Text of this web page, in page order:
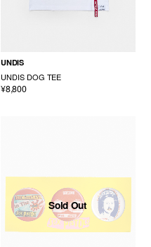
UNDIS
UNDIS DOG TEE
¥8,800
Sold Out